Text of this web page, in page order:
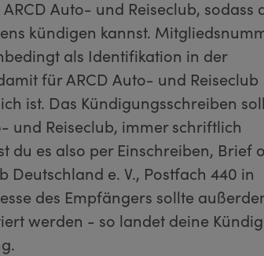
Auto- und Reiseclub, sodass
kündigen kannst.
als Identifikation in der
für ARCD Auto- und Reiseclub
ist. Das Kündigungsschreiben
und Reiseclub, immer schriftlich
du es also per Einschreiben, Brief
Deutschland e. V., Postfach 440 in
des Empfängers sollte
werden - so landet deine